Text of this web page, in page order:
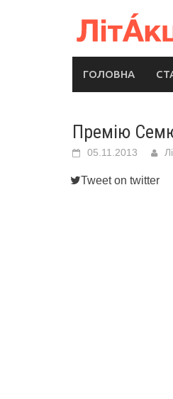
ГОЛОВНА
Премію
05.11.2013
Tweet on twitter